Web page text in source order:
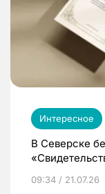
Интересное
В Северске
09:34 / 21.07.26